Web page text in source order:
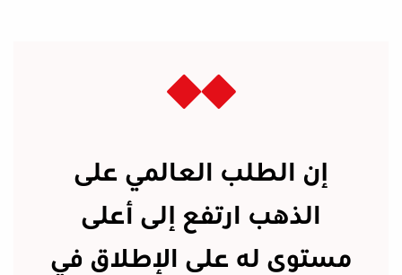
إن الطلب العالمي على
الذهب ارتفع إلى أعلى
مستوى له على الإطلاق في